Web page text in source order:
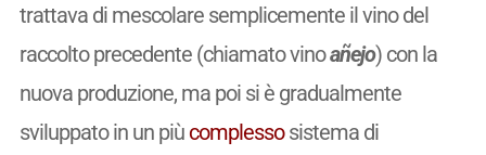
trattava di mescolare semplicemente il vino del
raccolto precedente (chiamato vinoañejo) con la
nuova produzione, ma poi si è gradualmente
sviluppato in un più complessosistema di